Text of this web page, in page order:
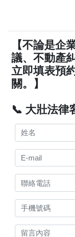
【不論是企
議、不動產
立即填表預
關。】
📞 大壯法律